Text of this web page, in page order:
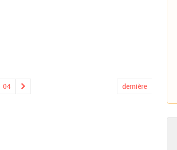
04 dernière